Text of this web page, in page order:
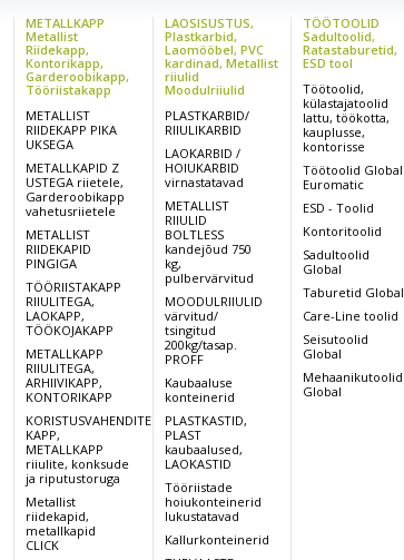
METALLKAPP
Metallist
Riidekapp,
Kontorikapp,
Garderoobikapp,
Tööriistakapp
METALLIST
RIIDEKAPP PIKA
UKSEGA
METALLKAPID Z
USTEGA riietele,
Garderoobikapp
vahetusriietele
METALLIST
RIIDEKAPID
PINGIGA
TÖÖRIISTAKAPP
RIIULITEGA,
LAOKAPP,
TÖÖKOJAKAPP
METALLKAPP
RIIULITEGA,
ARHIIVIKAPP,
KONTORIKAPP
KORISTUSVAHENDITE
KAPP,
METALLKAPP
riiulite, konksude
ja riputustoruga
Metallist
riidekapid,
metallkapid
CLICK
LAOSISUSTUS,
Plastkarbid,
Laomööbel, PVC
kardinad, Metallist
riiulid
Moodulriiulid
PLASTKARBID/
RIIULIKARBID
LAOKARBID /
HOIUKARBID
virnastatavad
METALLIST
RIIULID
BOLTLESS
kandejõud 750
kg,
pulbervärvitud
MOODULRIIULID
värvitud/
tsingitud
200kg/tasap.
PROFF
Kaubaaluse
konteinerid
PLASTKASTID,
PLAST
kaubaalused,
LAOKASTID
Tööriistade
hoiukonteinerid
lukustatavad
Kallurkonteinerid
TÖÖTOOLID
Sadultoolid,
Ratastaburetid,
ESD tool
Töötoolid,
külastajatoolid
lattu, töökotta,
kauplusse,
kontorisse
Töötoolid Global
Euromatic
ESD - Toolid
Kontoritoolid
Sadultoolid
Global
Taburetid Global
Care-Line toolid
Seisutoolid
Global
Mehaanikutoolid
Global